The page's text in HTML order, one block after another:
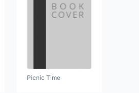
Picnic Time